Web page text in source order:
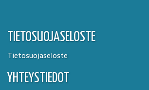
TIETOSUOJASELOSTE
Tietosuojaseloste
YHTEYSTIEDOT